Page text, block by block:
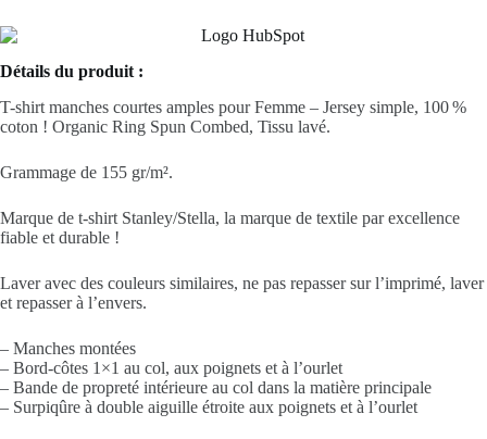
Détails du produit :
T-shirt manches courtes amples pour Femme – Jersey simple, 100 %
coton ! Organic Ring Spun Combed, Tissu lavé.
Grammage de 155 gr/m².
Marque de t-shirt Stanley/Stella, la marque de textile par excellence
fiable et durable !
Laver avec des couleurs similaires, ne pas repasser sur l’imprimé, laver
et repasser à l’envers.
– Manches montées
– Bord-côtes 1×1 au col, aux poignets et à l’ourlet
– Bande de propreté intérieure au col dans la matière principale
– Surpiqûre à double aiguille étroite aux poignets et à l’ourlet